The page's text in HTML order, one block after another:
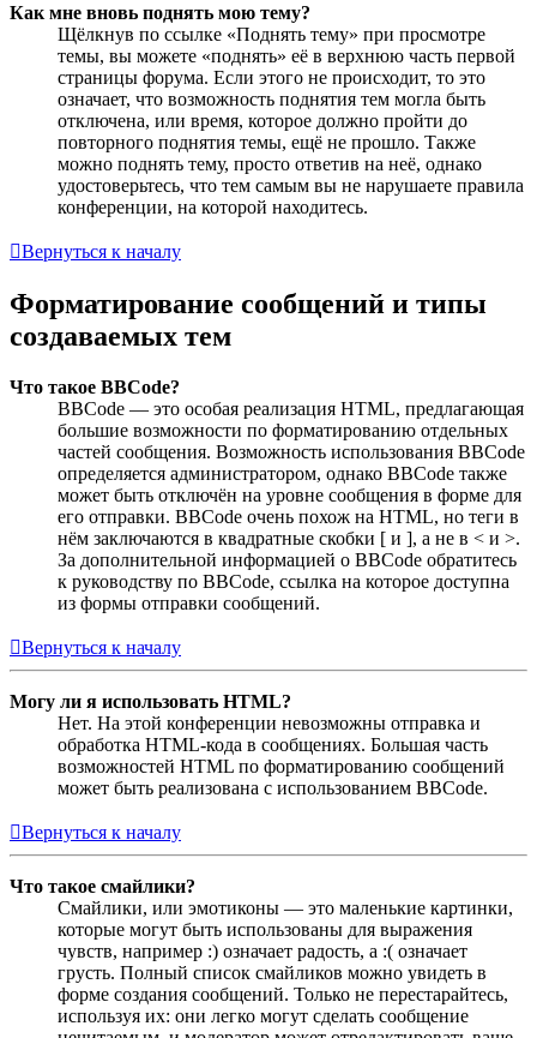
Как мне вновь поднять мою тему?
Щёлкнув по ссылке «Поднять тему» при просмотре
темы, вы можете «поднять» её в верхнюю часть первой
страницы форума. Если этого не происходит, то это
означает, что возможность поднятия тем могла быть
отключена, или время, которое должно пройти до
повторного поднятия темы, ещё не прошло. Также
можно поднять тему, просто ответив на неё, однако
удостоверьтесь, что тем самым вы не нарушаете правила
конференции, на которой находитесь.
Вернуться к началу
Форматирование сообщений и типы
создаваемых тем
Что такое BBCode?
BBCode — это особая реализация HTML, предлагающая
большие возможности по форматированию отдельных
частей сообщения. Возможность использования BBCode
определяется администратором, однако BBCode также
может быть отключён на уровне сообщения в форме для
его отправки. BBCode очень похож на HTML, но теги в
нём заключаются в квадратные скобки [ и ], а не в < и >.
За дополнительной информацией о BBCode обратитесь
к руководству по BBCode, ссылка на которое доступна
из формы отправки сообщений.
Вернуться к началу
Могу ли я использовать HTML?
Нет. На этой конференции невозможны отправка и
обработка HTML-кода в сообщениях. Большая часть
возможностей HTML по форматированию сообщений
может быть реализована с использованием BBCode.
Вернуться к началу
Что такое смайлики?
Смайлики, или эмотиконы — это маленькие картинки,
которые могут быть использованы для выражения
чувств, например :) означает радость, а :( означает
грусть. Полный список смайликов можно увидеть в
форме создания сообщений. Только не перестарайтесь,
используя их: они легко могут сделать сообщение